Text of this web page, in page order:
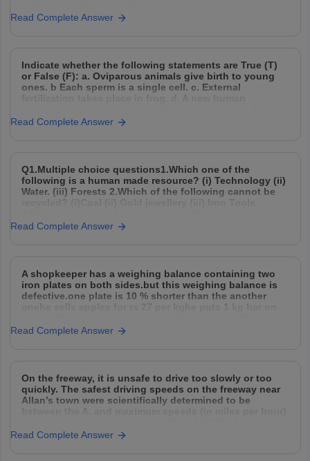
Read Complete Answer
Indicate whether the following statements are True (T)
or False (F): a. Oviparous animals give birth to young
ones. b Each sperm is a single cell. c. External
fertilization takes place in frog. d. A new human
laid after fertilization is
Read Complete Answer
Q1.Multiple choice questions1.Which one of the
following is a human made resource? (i) Technology (ii)
Water. (iii) Forests 2.Which of the following cannot be
recycled? (i)Coal (ii) Gold jewellery (iii) Iron Tools
may be used in future are called (i)Potential resources
Read Complete Answer
A shopkeeper has a weighing balance containing two
iron plates on both sides.but this weighing balance is
defective.one plate is 10 % shorter than the another
onehe sells apples for rs 27 per kghe puts 1 kg bar on
the cost
Read Complete Answer
On the freeway, it is unsafe to drive too slowly or too
quickly. The safest driving speeds on the freeway near
Allan’s town were scientifically determined to be
between the A. and maximum speeds (in miles per hour)
can
Read Complete Answer